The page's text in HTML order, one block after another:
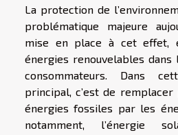
La protection de
problématique majeure
mise en place à cet effet,
énergies renouvelables
consommateurs. Dans
principal, c’est de
énergies fossiles par les
notamment, l’énergie